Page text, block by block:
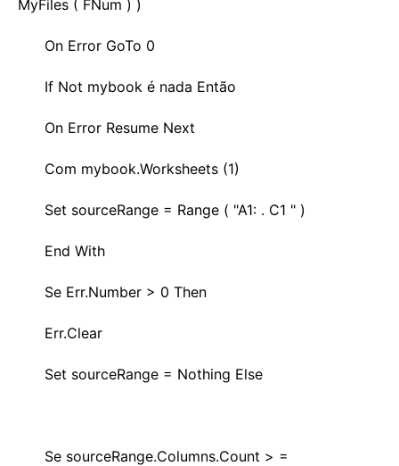
MyFiles ( FNum ) )
On Error GoTo 0
If Not mybook é nada Então
On Error Resume Next
Com mybook.Worksheets (1)
Set sourceRange = Range ( "A1: . C1 " )
End With
Se Err.Number > 0 Then
Err.Clear
Set sourceRange = Nothing Else
Se sourceRange.Columns.Count > =